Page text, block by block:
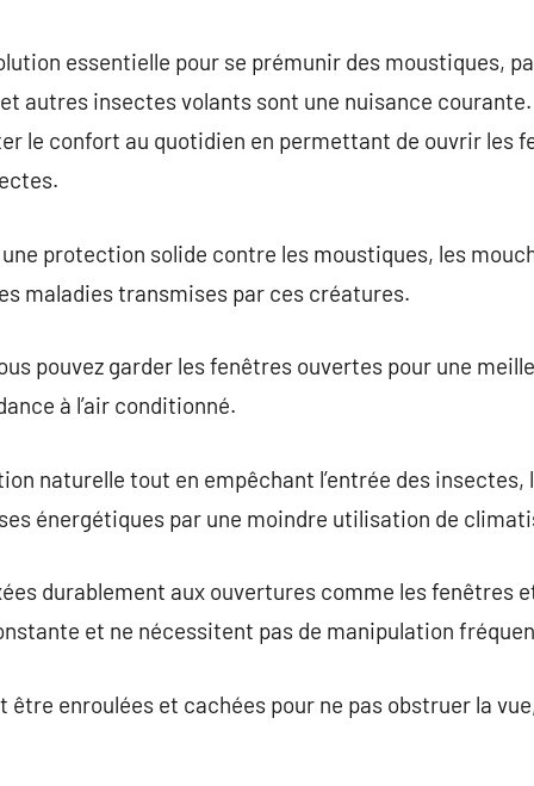
essentielle pour se prémunir des moustiques,
autres insectes volants sont une nuisance
le confort au quotidien en permettant de ouvrir les
protection solide contre les moustiques, les
maladies transmises par ces créatures.
pouvez garder les fenêtres ouvertes pour une
à l’air conditionné.
naturelle tout en empêchant l’entrée des
énergétiques par une moindre utilisation de
durablement aux ouvertures comme les fenêtres
et ne nécessitent pas de manipulation
être enroulées et cachées pour ne pas obstruer la